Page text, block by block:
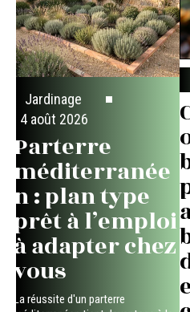
Jardinage
4 août 2026
Parterre
méditerranée
n : plan type
prêt à l’emploi
à adapter chez
vous
La réussite d'un parterre